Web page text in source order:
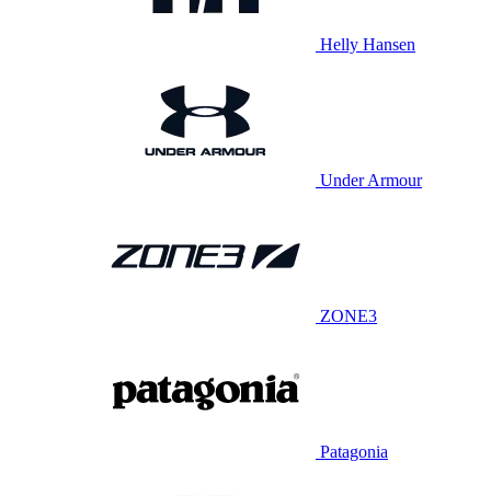
Helly Hansen
Under Armour
ZONE3
Patagonia